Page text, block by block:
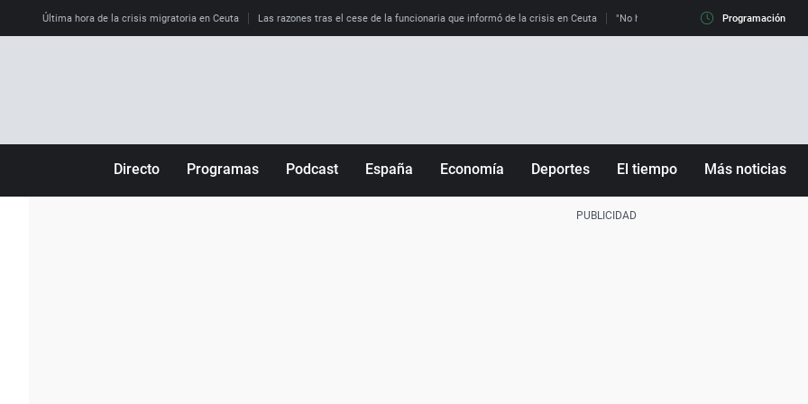
Última hora de la crisis migratoria en Ceuta Las razones tras el cese de la funcionaria que informó de la crisis en Ceuta "No hay mafias, que no nos engañen":
Programación
Directo Programas Podcast España Economía Deportes El tiempo Más noticias